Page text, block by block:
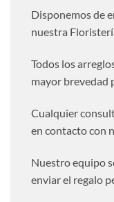
Disponemos de
nuestra
Todos los
mayor brevedad
Cualquier
en contacto con
Nuestro equipo
enviar el regalo